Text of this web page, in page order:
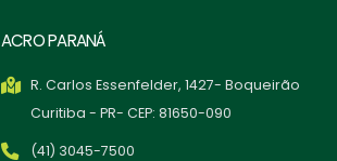
ACRO PARANÁ
R. Carlos Essenfelder, 1427- Boqueirão
Curitiba - PR- CEP: 81650-090
(41) 3045-7500